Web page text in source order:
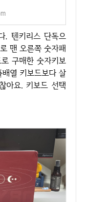
맨 오른쪽 숫자패
구매한 숫자키보
열 키보드보다 살
아요. 키보드 선택